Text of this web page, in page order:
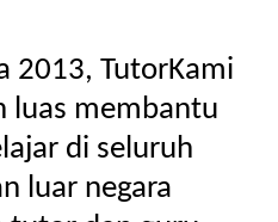
2013, TutorKami
luas membantu
di seluruh
luar negara